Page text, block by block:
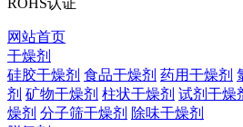
网站首页
干燥剂
硅胶干燥剂 食品干燥剂 药用干燥剂
剂 矿物干燥剂 柱状干燥剂 试剂干燥
燥剂 分子筛干燥剂 除味干燥剂